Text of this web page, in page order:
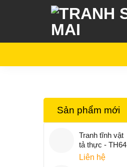
Sản phẩm mới
Tranh tĩnh vật
tả thực - TH64
Liên hệ